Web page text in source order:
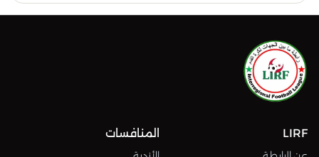
LIRF المنافسات